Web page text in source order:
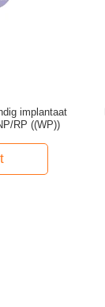
implantaat
RP ((WP))